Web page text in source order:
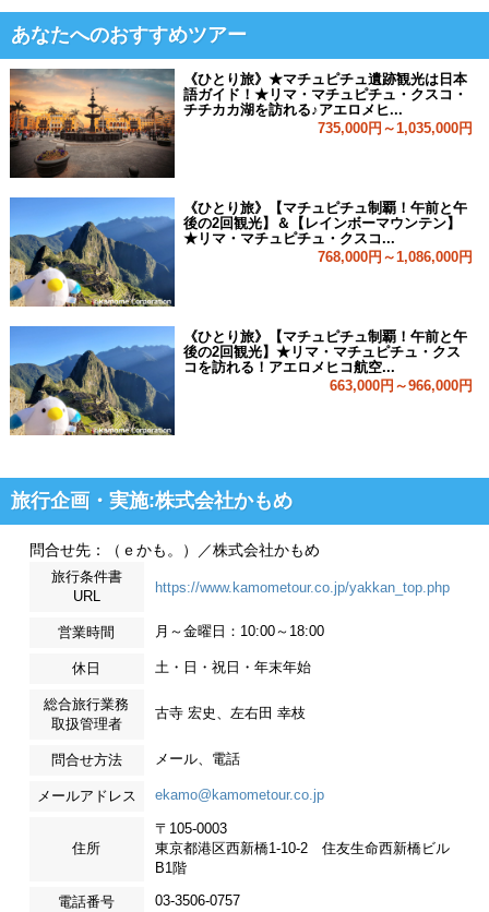
あなたへのおすすめツアー
《ひとり旅》★マチュピチュ遺跡観光は日本
語ガイド！★リマ・マチュピチュ・クスコ・
チチカカ湖を訪れる♪アエロメヒ...
735,000円～1,035,000円
《ひとり旅》【マチュピチュ制覇！午前と午
後の2回観光】＆【レインボーマウンテン】
★リマ・マチュピチュ・クスコ...
768,000円～1,086,000円
《ひとり旅》【マチュピチュ制覇！午前と午
後の2回観光】★リマ・マチュピチュ・クス
コを訪れる！アエロメヒコ航空...
663,000円～966,000円
旅行企画・実施:株式会社かもめ
問合せ先：（ｅかも。）／株式会社かもめ
旅行条件書
URL
https://www.kamometour.co.jp/yakkan_top.php
営業時間 月～金曜日：10:00～18:00
休日 土・日・祝日・年末年始
総合旅行業務
取扱管理者
古寺 宏史、左右田 幸枝
問合せ方法 メール、電話
メールアドレス ekamo@kamometour.co.jp
住所
〒105-0003
東京都港区西新橋1-10-2 住友生命西新橋ビル
B1階
電話番号 03-3506-0757